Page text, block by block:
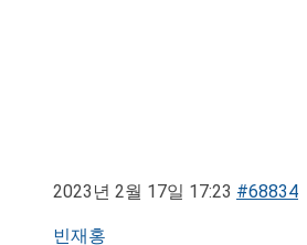
2023년 2월 17일 17:23 #68834
빈재홍